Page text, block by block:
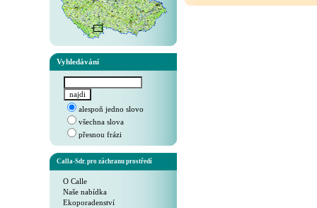
Vyhledávání
alespoň jedno slovo
všechna slova
přesnou frázi
Calla-Sdr. pro záchranu prostředí
O Calle
Naše nabídka
Ekoporadenství